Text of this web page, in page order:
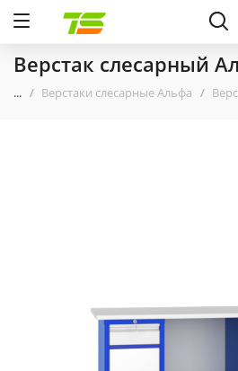
Верстак слесарный
... Верстаки слесарные Альфа